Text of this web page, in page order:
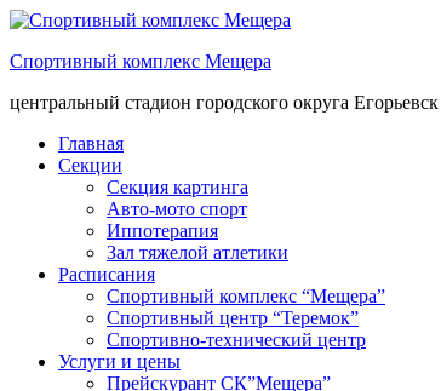
Спортивный комплекс Мещера
центральный стадион городского округа Егорьевск
Главная
Секции
Секция картинга
Авто-мото спорт
Иппотерапия
Зал тяжелой атлетики
Расписания
Спортивный комплекс “Мещера”
Спортивный центр “Теремок”
Спортивно-технический центр
Услуги и цены
Прейскурант СК”Мещера”